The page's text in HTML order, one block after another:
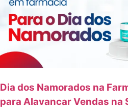
Dia dos Namorados na
para Alavancar Vendas na